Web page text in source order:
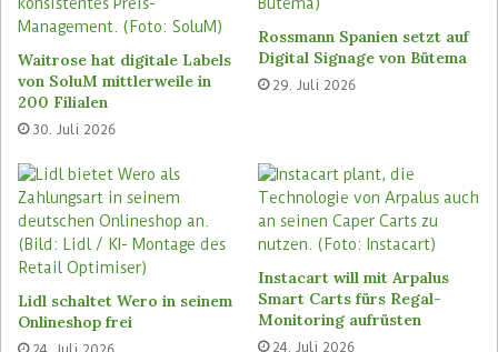
Wie bei allen SAP Retail-Anwendern sucht Aldi
Süd in großer Zahl SAP-Versteher für die
schwierige Migration seiner Warenwirtschaft auf
SAP S/4HANA inklusive der notwendigen
Ergänzung SAP CAR für das Management der
Süd auch im Bereich der agilen Transformation
selbst: In einem zentralen ‚Agile Center of
Excellence‘ bereitet sich Aldi Süd derzeit auf die
Einführung agiler Prozesse unter anderem nach
Scrum-Methodologie im Unternehmen vor und
sucht ausgebildete Scrum Master sowie andere
Agile Coachs.
Waitrose hat digitale Labels
von SoluM mittlerweile in
200 Filialen
30. Juli 2026
Rossmann Spanien setzt auf
Digital Signage von Bütema
29. Juli 2026
Lidl schaltet Wero in seinem
Onlineshop frei
Instacart will mit Arpalus
Smart Carts fürs Regal-
Monitoring aufrüsten
24. Juli 2026